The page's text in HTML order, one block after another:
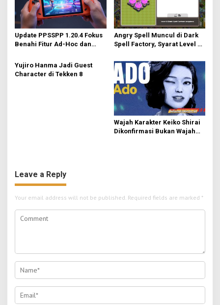
Update PPSSPP 1.20.4 Fokus
Benahi Fitur Ad-Hoc dan
GPU Baru
Angry Spell Muncul di Dark
Spell Factory, Syarat Level 8
Yujiro Hanma Jadi Guest
Character di Tekken 8
Wajah Karakter Keiko Shirai
Dikonfirmasi Bukan Wajah
Leave a Reply
Your email address will not be published. Required fields are marked *